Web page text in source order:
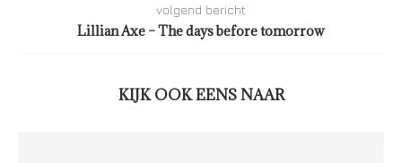
volgend bericht
Lillian Axe – The days before tomorrow
KIJK OOK EENS NAAR